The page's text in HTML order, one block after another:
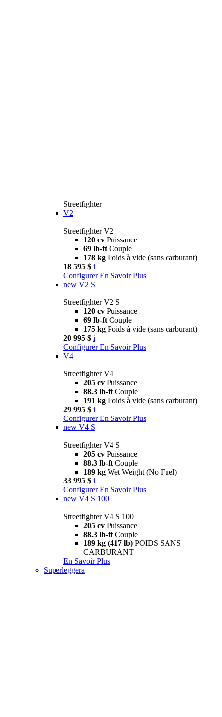
Streetfighter
V2
Streetfighter V2
120 cv Puissance
69 lb-ft Couple
178 kg Poids à vide (sans carburant)
18 595 $ i
Configurer En Savoir Plus
new V2 S
Streetfighter V2 S
120 cv Puissance
69 lb-ft Couple
175 kg Poids à vide (sans carburant)
20 995 $ i
Configurer En Savoir Plus
V4
Streetfighter V4
205 cv Puissance
88.3 lb-ft Couple
191 kg Poids à vide (sans carburant)
29 995 $ i
Configurer En Savoir Plus
new V4 S
Streetfighter V4 S
205 cv Puissance
88.3 lb-ft Couple
189 kg Wet Weight (No Fuel)
33 995 $ i
Configurer En Savoir Plus
new V4 S 100
Streetfighter V4 S 100
205 cv Puissance
88.3 lb-ft Couple
189 kg (417 lb) POIDS SANS
CARBURANT
En Savoir Plus
Superleggera